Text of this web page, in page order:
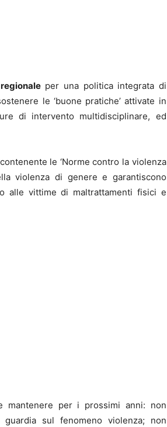
per una politica integrata di
le ‘buone pratiche’ attivate in
di intervento multidisciplinare, ed
le ‘Norme contro la violenza
violenza di genere e garantiscono
alle vittime di maltrattamenti fisici e
mantenere per i prossimi anni: non
sul fenomeno violenza; non